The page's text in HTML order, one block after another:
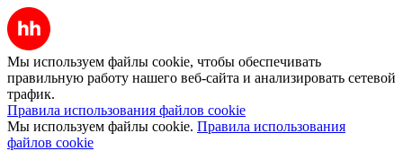
Мы используем файлы cookie, чтобы обеспечивать
правильную работу нашего веб-сайта и анализировать сетевой
трафик.
Правила использования файлов cookie
Мы используем файлы cookie. Правила использования
файлов cookie